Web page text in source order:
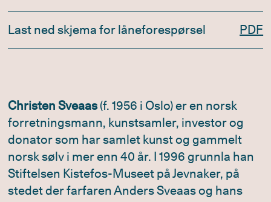
Last ned skjema for låneforespørsel PDF
Christen Sveaas(f. 1956 i Oslo) er en norsk
forretningsmann, kunstsamler, investor og
donator som har samlet kunst og gammelt
norsk sølv i mer enn 40 år. I 1996 grunnla han
Stiftelsen Kistefos-Museet på Jevnaker, på
stedet der farfaren Anders Sveaas og hans